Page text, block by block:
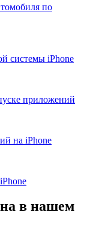
по
системы iPhone
приложений
на iPhone
в нашем